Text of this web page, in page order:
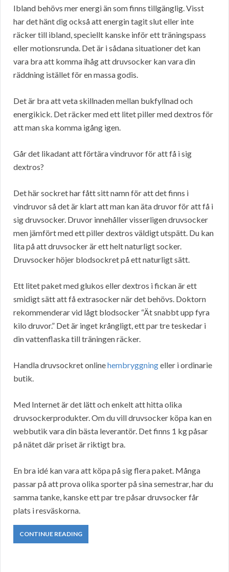
Ibland behövs mer energi än som finns tillgänglig. Visst
har det hänt dig också att energin tagit slut eller inte
räcker till ibland, speciellt kanske inför ett träningspass
eller motionsrunda. Det är i sådana situationer det kan
vara bra att komma ihåg att druvsocker kan vara din
räddning istället för en massa godis.
Det är bra att veta skillnaden mellan bukfyllnad och
energikick. Det räcker med ett litet piller med dextros för
att man ska komma igång igen.
Går det likadant att förtära vindruvor för att få i sig
dextros?
Det här sockret har fått sitt namn för att det finns i
vindruvor så det är klart att man kan äta druvor för att få i
sig druvsocker. Druvor innehåller visserligen druvsocker
men jämfört med ett piller dextros väldigt utspätt. Du kan
lita på att druvsocker är ett helt naturligt socker.
Druvsocker höjer blodsockret på ett naturligt sätt.
Ett litet paket med glukos eller dextros i fickan är ett
smidigt sätt att få extrasocker när det behövs. Doktorn
rekommenderar vid lågt blodsocker “Ät snabbt upp fyra
kilo druvor.” Det är inget krångligt, ett par tre teskedar i
din vattenflaska till träningen räcker.
Handla druvsockret onlinehembryggningeller i ordinarie
butik.
Med Internet är det lätt och enkelt att hitta olika
druvsockerprodukter. Om du vill druvsocker köpa kan en
webbutik vara din bästa leverantör. Det finns 1 kg påsar
på nätet där priset är riktigt bra.
En bra idé kan vara att köpa på sig flera paket. Många
passar på att prova olika sporter på sina semestrar, har du
samma tanke, kanske ett par tre påsar druvsocker får
plats i resväskorna.
CONTINUE READING